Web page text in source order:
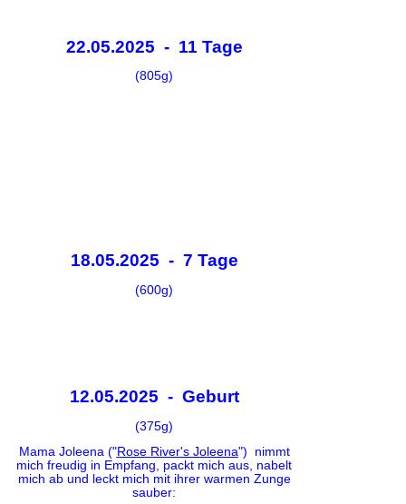
22.05.2025 - 11 Tage
(805g)
18.05.2025 - 7 Tage
(600g)
12.05.2025 - Geburt
(375g)
Mama Joleena ("Rose River's Joleena") nimmt
mich freudig in Empfang, packt mich aus, nabelt
mich ab und leckt mich mit ihrer warmen Zunge
sauber: